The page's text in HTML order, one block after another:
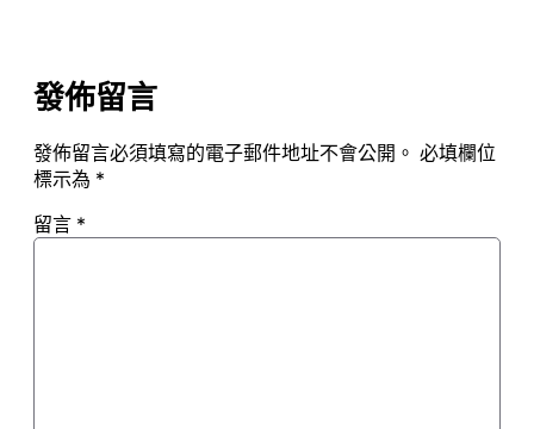
發佈留言
發佈留言必須填寫的電子郵件地址不會公開。 必填欄位
標示為 *
留言 *